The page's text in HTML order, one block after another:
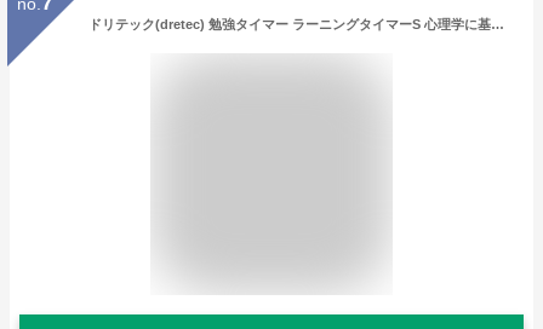
ドリテック(dretec) 勉強タイマー ラーニングタイマーS 心理学に基づいた青色LEDで集中力アップ 大画面 受験 資格 料理 キッチン ストップウォッチ 勉強グッズ 学習用 無音 プレゼント 子供 キッズ デジタル ホワイト T-593WT 約w88×d60×h45mm